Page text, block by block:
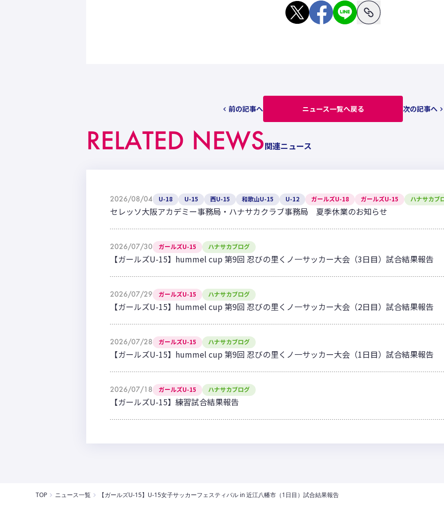
前の記事へ ニュース一覧へ戻る 次の記事へ
RELATED NEWS関連ニュース
2026/08/04 U-18 U-15 西U-15 和歌山U-15 U-12 ガールズU-18 ガールズU-15 ハナサカブ
セレッソ大阪アカデミー事務局・ハナサカクラブ事務局 夏季休業のお知らせ
2026/07/30 ガールズU-15 ハナサカブログ
【ガールズU-15】hummel cup 第9回 忍びの里くノ一サッカー大会（3日目）試合結果報告
2026/07/29 ガールズU-15 ハナサカブログ
【ガールズU-15】hummel cup 第9回 忍びの里くノ一サッカー大会（2日目）試合結果報告
2026/07/28 ガールズU-15 ハナサカブログ
【ガールズU-15】hummel cup 第9回 忍びの里くノ一サッカー大会（1日目）試合結果報告
2026/07/18 ガールズU-15 ハナサカブログ
【ガールズU-15】練習試合結果報告
TOP ニュース一覧 【ガールズU-15】U-15女子サッカーフェスティバル in 近江八幡市（1日目）試合結果報告